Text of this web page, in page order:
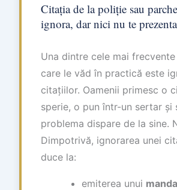
Citația de la poliție sau
ignora, dar nici nu te
Una dintre cele mai
care le văd în practică este
citațiilor. Oamenii primesc o
sperie, o pun într-un sertar și
problema dispare de la sine.
Dimpotrivă, ignorarea unei
duce la:
emiterea unui